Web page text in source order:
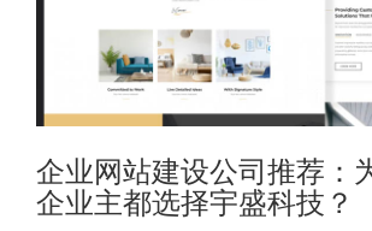
企业网站建设公司推荐：
企业主都选择宇盛科技？